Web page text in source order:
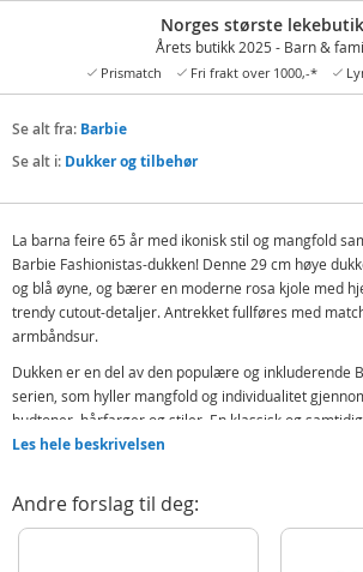
Norges største
Årets butikk 2025 - Barn &
Prismatch Fri frakt over 1000,-*
Se alt fra: Barbie
Se alt i: Dukker og tilbehør
La barna feire 65 år med ikonisk stil og mangfold
Barbie Fashionistas-dukken! Denne 29 cm høye
og blå øyne, og bærer en moderne rosa kjole med
trendy cutout-detaljer. Antrekket fullføres med
armbåndsur.
Dukken er en del av den populære og inkluderende
serien, som hyller mangfold og individualitet
hudtoner, hårfarger og stiler. En klassisk og
inspirerer til kreativ lek og selvtillit hos barn i alle
Barbiedukke
Les hele beskrivelsen
Andre forslag til deg: